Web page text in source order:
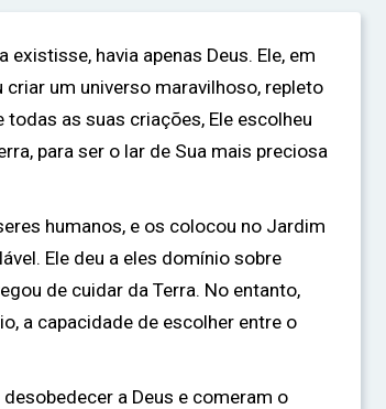
havia apenas Deus. Ele, em
um universo maravilhoso, repleto
as suas criações, Ele escolheu
para ser o lar de Sua mais preciosa
humanos, e os colocou no Jardim
Ele deu a eles domínio sobre
de cuidar da Terra. No entanto,
a capacidade de escolher entre o
a Deus e comeram o